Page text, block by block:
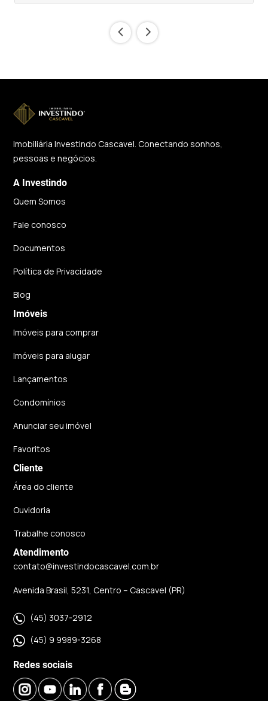
‹ ›
Imobiliária Investindo Cascavel. Conectando sonhos,
pessoas e negócios.
A Investindo
Quem Somos
Fale conosco
Documentos
Política de Privacidade
Blog
Imóveis
Imóveis para comprar
Imóveis para alugar
Lançamentos
Condomínios
Anunciar seu imóvel
Favoritos
Cliente
Área do cliente
Ouvidoria
Trabalhe conosco
Atendimento
contato@investindocascavel.com.br
Avenida Brasil, 5231, Centro – Cascavel (PR)
(45) 3037-2912
(45) 9 9989-3268
Redes sociais